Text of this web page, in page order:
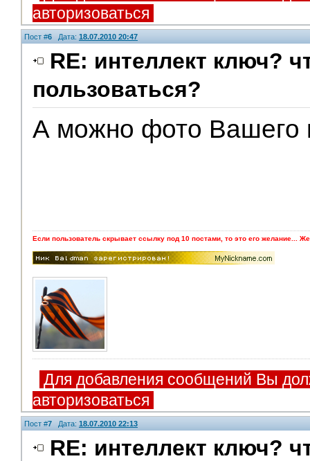
авторизоваться
Пост #6 Дата: 18.07.2010 20:47
RE: интеллект ключ?
пользоваться?
А можно фото Вашего
Если пользователь скрывает ссылку под 10 постами, то это его желание...
Для добавления сообщений Вы
авторизоваться
Пост #7 Дата: 18.07.2010 22:13
RE: интеллект ключ?